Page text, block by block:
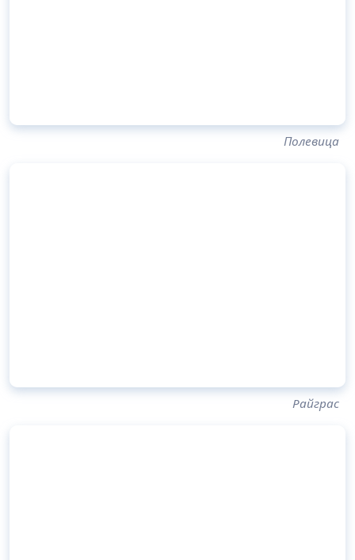
Полевица
Райграс